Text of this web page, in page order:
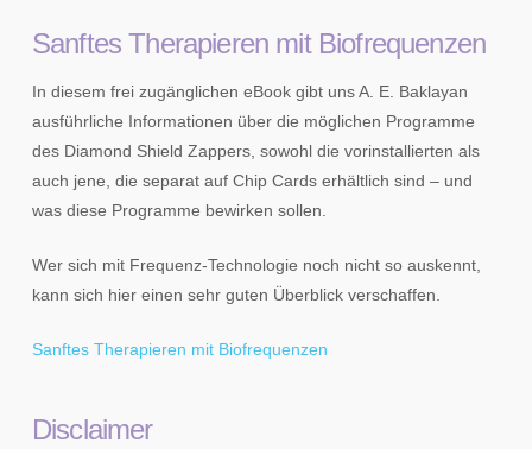
Sanftes Therapieren mit Biofrequenzen
In diesem frei zugänglichen eBook gibt uns A. E. Baklayan
ausführliche Informationen über die möglichen Programme
des Diamond Shield Zappers, sowohl die vorinstallierten als
auch jene, die separat auf Chip Cards erhältlich sind – und
was diese Programme bewirken sollen.
Wer sich mit Frequenz-Technologie noch nicht so auskennt,
kann sich hier einen sehr guten Überblick verschaffen.
Sanftes Therapieren mit Biofrequenzen
Disclaimer